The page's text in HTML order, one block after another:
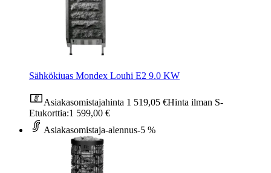
Sähkökiuas Mondex Louhi E2 9.0 KW
Asiakasomistajahinta 1 519,05 €Hinta ilman S-
Etukorttia:1 599,00 €
Asiakasomistaja-alennus-5 %